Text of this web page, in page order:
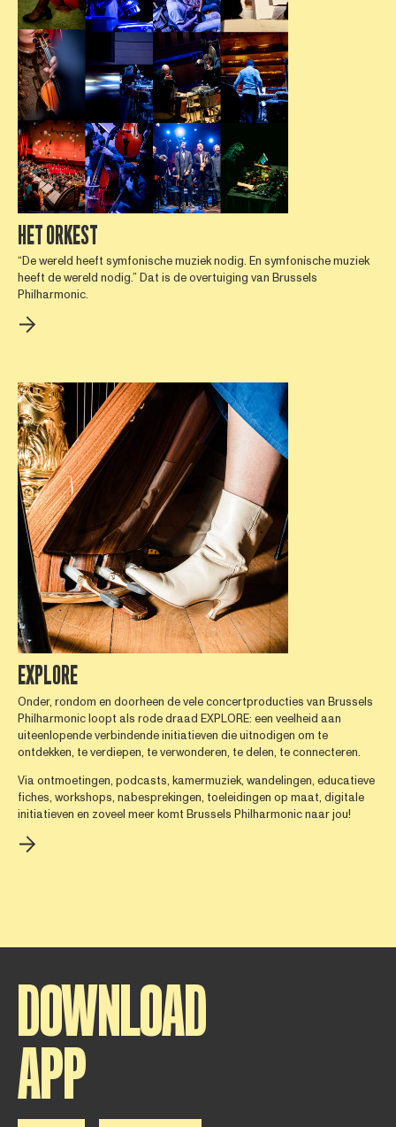
HET ORKEST
“De wereld heeft symfonische muziek nodig. En symfonische muziek
heeft de wereld nodig.” Dat is de overtuiging van Brussels
Philharmonic.
EXPLORE
Onder, rondom en doorheen de vele concertproducties van Brussels
Philharmonic loopt als rode draad EXPLORE: een veelheid aan
uiteenlopende verbindende initiatieven die uitnodigen om te
ontdekken, te verdiepen, te verwonderen, te delen, te connecteren.
Via ontmoetingen, podcasts, kamermuziek, wandelingen, educatieve
fiches, workshops, nabesprekingen, toeleidingen op maat, digitale
initiatieven en zoveel meer komt Brussels Philharmonic naar jou!
DOWNLOAD
APP